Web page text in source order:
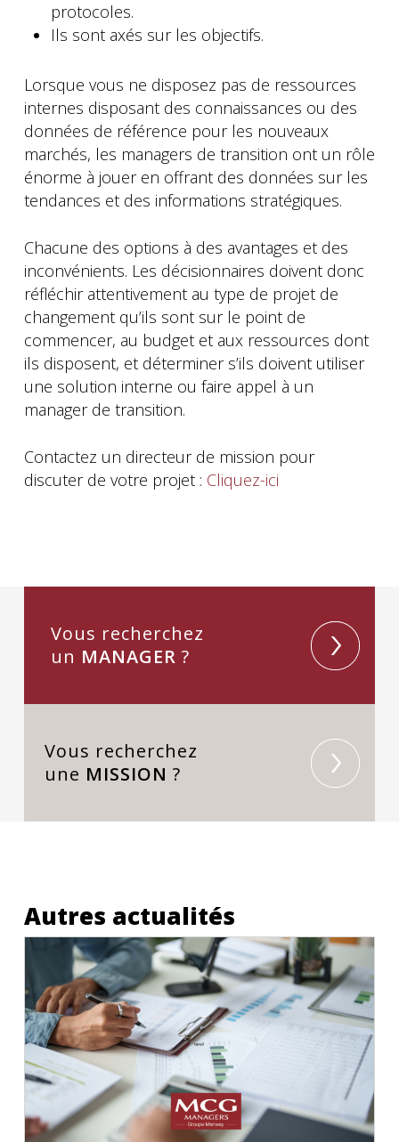
protocoles.
Ils sont axés sur les objectifs.
Lorsque vous ne disposez pas de ressources
internes disposant des connaissances ou des
données de référence pour les nouveaux
marchés, les managers de transition ont un rôle
énorme à jouer en offrant des données sur les
tendances et des informations stratégiques.
Chacune des options à des avantages et des
inconvénients. Les décisionnaires doivent donc
réfléchir attentivement au type de projet de
changement qu’ils sont sur le point de
commencer, au budget et aux ressources dont
ils disposent, et déterminer s’ils doivent utiliser
une solution interne ou faire appel à un
manager de transition.
Contactez un directeur de mission pour
discuter de votre projet : Cliquez-ici
Vous recherchez
un MANAGER ?
Vous recherchez
une MISSION ?
Autres actualités